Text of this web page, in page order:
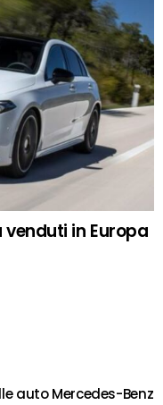
in Europa
auto Mercedes-Benz